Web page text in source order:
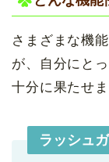
さまざまな機
が、自分にと
十分に果たせま
ラッシュ